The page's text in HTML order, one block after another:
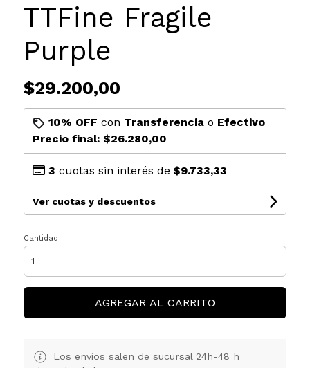
TTFine Fragile
Purple
$29.200,00
10% OFF con Transferenciao Efectivo
Precio final: $26.280,00
3 cuotas sin interés de $9.733,33
Ver cuotas y descuentos
Cantidad
AGREGAR AL CARRITO
Los envios salen de sucursal 24h-48 h